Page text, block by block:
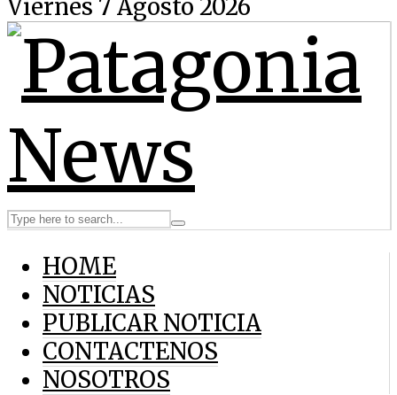
Viernes 7 Agosto 2026
HOME
NOTICIAS
PUBLICAR NOTICIA
CONTACTENOS
NOSOTROS